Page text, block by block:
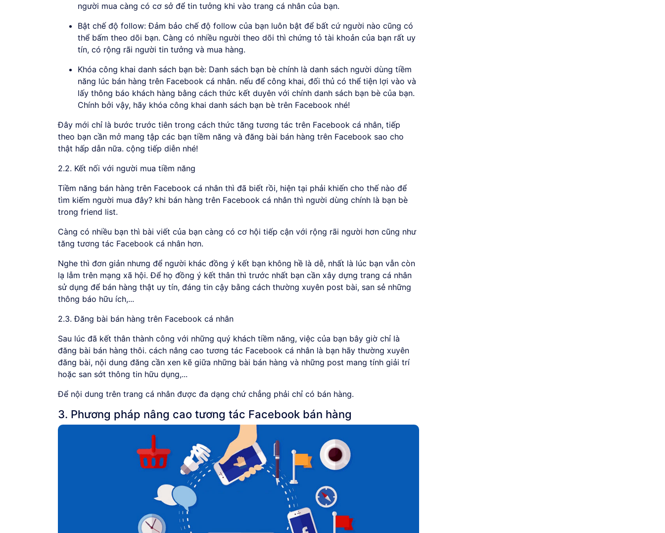
người mua càng có cơ sở để tin tưởng khi vào trang cá nhân của bạn.
Bật chế độ follow: Đảm bảo chế độ follow của bạn luôn bật để bất cứ người nào cũng có
thể bấm theo dõi bạn. Càng có nhiều người theo dõi thì chứng tỏ tài khoản của bạn rất uy
tín, có rộng rãi người tin tưởng và mua hàng.
Khóa công khai danh sách bạn bè: Danh sách bạn bè chính là danh sách người dùng tiềm
năng lúc bán hàng trên Facebook cá nhân. nếu để công khai, đối thủ có thể tiện lợi vào và
lấy thông báo khách hàng bằng cách thức kết duyên với chính danh sách bạn bè của bạn.
Chính bởi vậy, hãy khóa công khai danh sách bạn bè trên Facebook nhé!
Đây mới chỉ là bước trước tiên trong cách thức tăng tương tác trên Facebook cá nhân, tiếp
theo bạn cần mở mang tập các bạn tiềm năng và đăng bài bán hàng trên Facebook sao cho
thật hấp dẫn nữa. cộng tiếp diễn nhé!
2.2. Kết nối với người mua tiềm năng
Tiềm năng bán hàng trên Facebook cá nhân thì đã biết rồi, hiện tại phải khiến cho thế nào để
tìm kiếm người mua đây? khi bán hàng trên Facebook cá nhân thì người dùng chính là bạn bè
trong friend list.
Càng có nhiều bạn thì bài viết của bạn càng có cơ hội tiếp cận với rộng rãi người hơn cũng như
tăng tương tác Facebook cá nhân hơn.
Nghe thì đơn giản nhưng để người khác đồng ý kết bạn không hề là dễ, nhất là lúc bạn vẫn còn
lạ lẫm trên mạng xã hội. Để họ đồng ý kết thân thì trước nhất bạn cần xây dựng trang cá nhân
sử dụng để bán hàng thật uy tín, đáng tin cậy bằng cách thường xuyên post bài, san sẻ những
thông báo hữu ích,...
2.3. Đăng bài bán hàng trên Facebook cá nhân
Sau lúc đã kết thân thành công với những quý khách tiềm năng, việc của bạn bây giờ chỉ là
đăng bài bán hàng thôi. cách nâng cao tương tác Facebook cá nhân là bạn hãy thường xuyên
đăng bài, nội dung đăng cần xen kẽ giữa những bài bán hàng và những post mang tính giải trí
hoặc san sớt thông tin hữu dụng,...
Để nội dung trên trang cá nhân được đa dạng chứ chẳng phải chỉ có bán hàng.
3. Phương pháp nâng cao tương tác Facebook bán hàng